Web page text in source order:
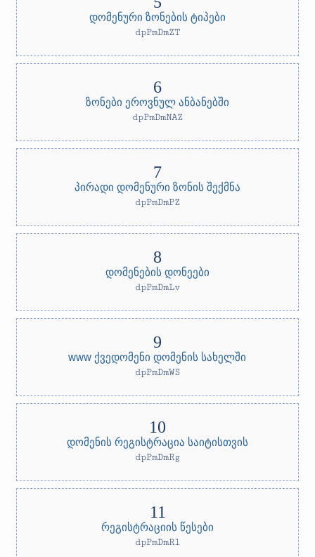
დომენური ზონების ტიპები
dpPmDmZT
ზონები ეროვნულ ანბანებში
dpPmDmNAZ
პირადი დომენური ზონის შექმნა
dpPmDmPZ
დომენების დონეები
dpPmDmLv
www ქვედომენი დომენის სახელში
dpPmDmWS
დომენის რეგისტრაცია საიტისთვის
dpPmDmRg
რეგისტრაციის წესები
dpPmDmRl